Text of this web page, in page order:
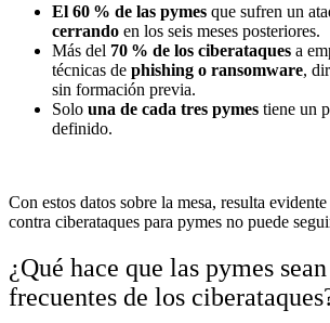
El 60 % de las pymes que sufren un
cerrando en los seis meses posteriores.
Más del 70 % de los ciberataques a
técnicas de phishing o ransomware,
sin formación previa.
Solo una de cada tres pymes tiene un
definido.
Con estos datos sobre la mesa, resulta
contra ciberataques para pymes no puede
¿Qué hace que las pymes
frecuentes de los